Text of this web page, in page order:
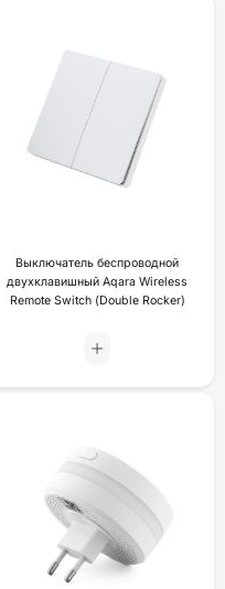
Выключатель беспроводной
двухклавишный Aqara Wireless
Remote Switch (Double Rocker)